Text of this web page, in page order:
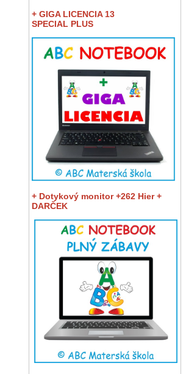
+ GIGA LICENCIA 13
SPECIAL PLUS
+ Dotykový monitor +262 Hier +
DARČEK